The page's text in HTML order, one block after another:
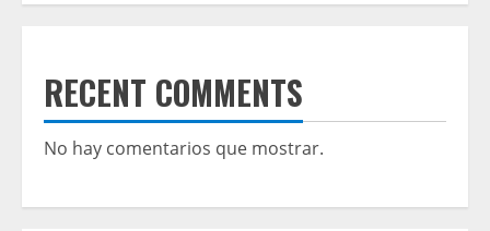
RECENT COMMENTS
No hay comentarios que mostrar.